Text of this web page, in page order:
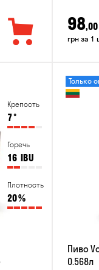
98,00
грн за 1
Крепость
7°
Горечь
16 IBU
Плотность
20%
Только
Пиво
0.568л